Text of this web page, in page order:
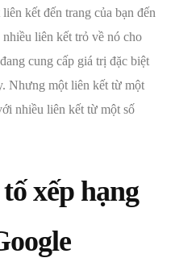
kết đến trang của bạn đến
liên kết trỏ về nó cho
cung cấp giá trị đặc biệt
Nhưng một liên kết từ một
nhiều liên kết từ một số
xếp hạng